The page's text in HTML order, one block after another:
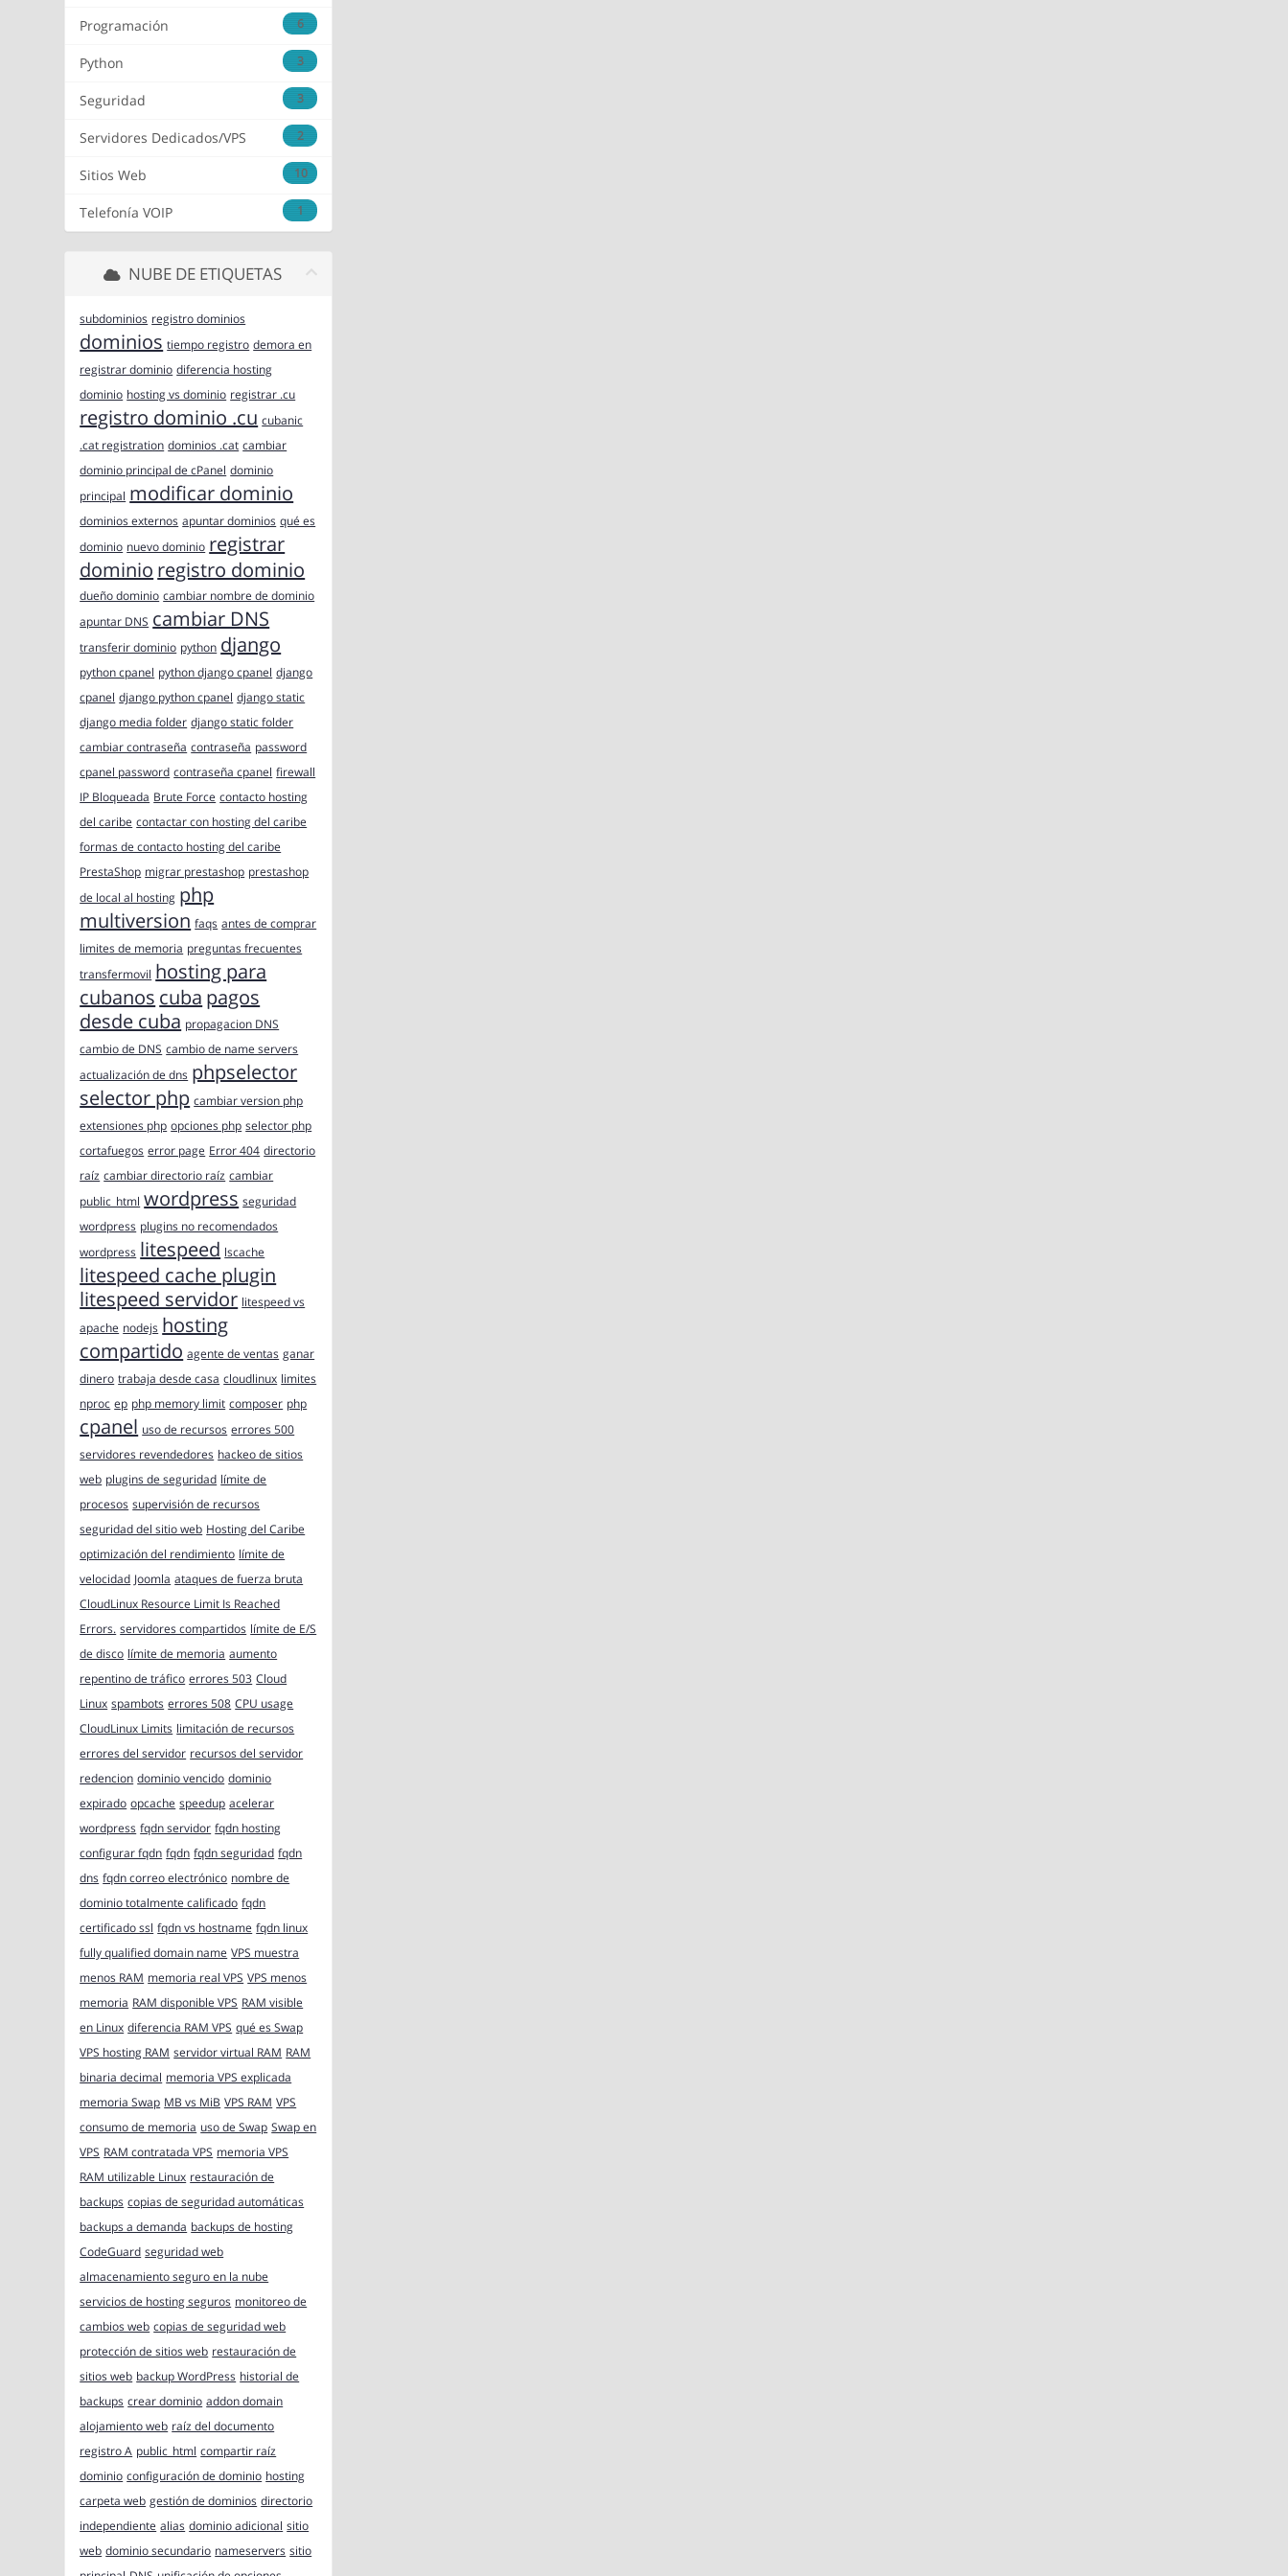
6
Programación
3
Python
3
Seguridad
2
Servidores Dedicados/VPS
10
Sitios Web
1
Telefonía VOIP
NUBE DE ETIQUETAS
subdominios registro dominios
dominios tiempo registro demora en
registrar dominio diferencia hosting
dominio hosting vs dominio registrar .cu
registro dominio .cu cubanic
.cat registration dominios .cat cambiar
dominio principal de cPanel dominio
principal modificar dominio
dominios externos apuntar dominios qué es
dominio nuevo dominio registrar
dominio registro dominio
dueño dominio cambiar nombre de dominio
apuntar DNS cambiar DNS
transferir dominio python django
python cpanel python django cpanel django
cpanel django python cpanel django static
django media folder django static folder
cambiar contraseña contraseña password
cpanel password contraseña cpanel firewall
IP Bloqueada Brute Force contacto hosting
del caribe contactar con hosting del caribe
formas de contacto hosting del caribe
PrestaShop migrar prestashop prestashop
de local al hosting php
multiversion faqs antes de comprar
limites de memoria preguntas frecuentes
transfermovil hosting para
cubanos cuba pagos
desde cuba propagacion DNS
cambio de DNS cambio de name servers
actualización de dns phpselector
selector php cambiar version php
extensiones php opciones php selector php
cortafuegos error page Error 404 directorio
raíz cambiar directorio raíz cambiar
public_html wordpress seguridad
wordpress plugins no recomendados
wordpress litespeed lscache
litespeed cache plugin
litespeed servidor litespeed vs
apache nodejs hosting
compartido agente de ventas ganar
dinero trabaja desde casa cloudlinux limites
nproc ep php memory limit composer php
cpanel uso de recursos errores 500
servidores revendedores hackeo de sitios
web plugins de seguridad límite de
procesos supervisión de recursos
seguridad del sitio web Hosting del Caribe
optimización del rendimiento límite de
velocidad Joomla ataques de fuerza bruta
CloudLinux Resource Limit Is Reached
Errors. servidores compartidos límite de E/S
de disco límite de memoria aumento
repentino de tráfico errores 503 Cloud
Linux spambots errores 508 CPU usage
CloudLinux Limits limitación de recursos
errores del servidor recursos del servidor
redencion dominio vencido dominio
expirado opcache speedup acelerar
wordpress fqdn servidor fqdn hosting
configurar fqdn fqdn fqdn seguridad fqdn
dns fqdn correo electrónico nombre de
dominio totalmente calificado fqdn
certificado ssl fqdn vs hostname fqdn linux
fully qualified domain name VPS muestra
menos RAM memoria real VPS VPS menos
memoria RAM disponible VPS RAM visible
en Linux diferencia RAM VPS qué es Swap
VPS hosting RAM servidor virtual RAM RAM
binaria decimal memoria VPS explicada
memoria Swap MB vs MiB VPS RAM VPS
consumo de memoria uso de Swap Swap en
VPS RAM contratada VPS memoria VPS
RAM utilizable Linux restauración de
backups copias de seguridad automáticas
backups a demanda backups de hosting
CodeGuard seguridad web
almacenamiento seguro en la nube
servicios de hosting seguros monitoreo de
cambios web copias de seguridad web
protección de sitios web restauración de
sitios web backup WordPress historial de
backups crear dominio addon domain
alojamiento web raíz del documento
registro A public_html compartir raíz
dominio configuración de dominio hosting
carpeta web gestión de dominios directorio
independiente alias dominio adicional sitio
web dominio secundario nameservers sitio